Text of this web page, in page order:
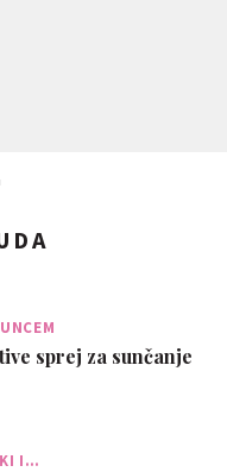
sprej za sunčanje
I…